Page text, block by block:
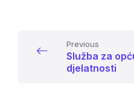
Previous
Služba za
djelatnosti